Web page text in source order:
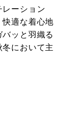
ーション
適な着心地
ッと羽織る
において主